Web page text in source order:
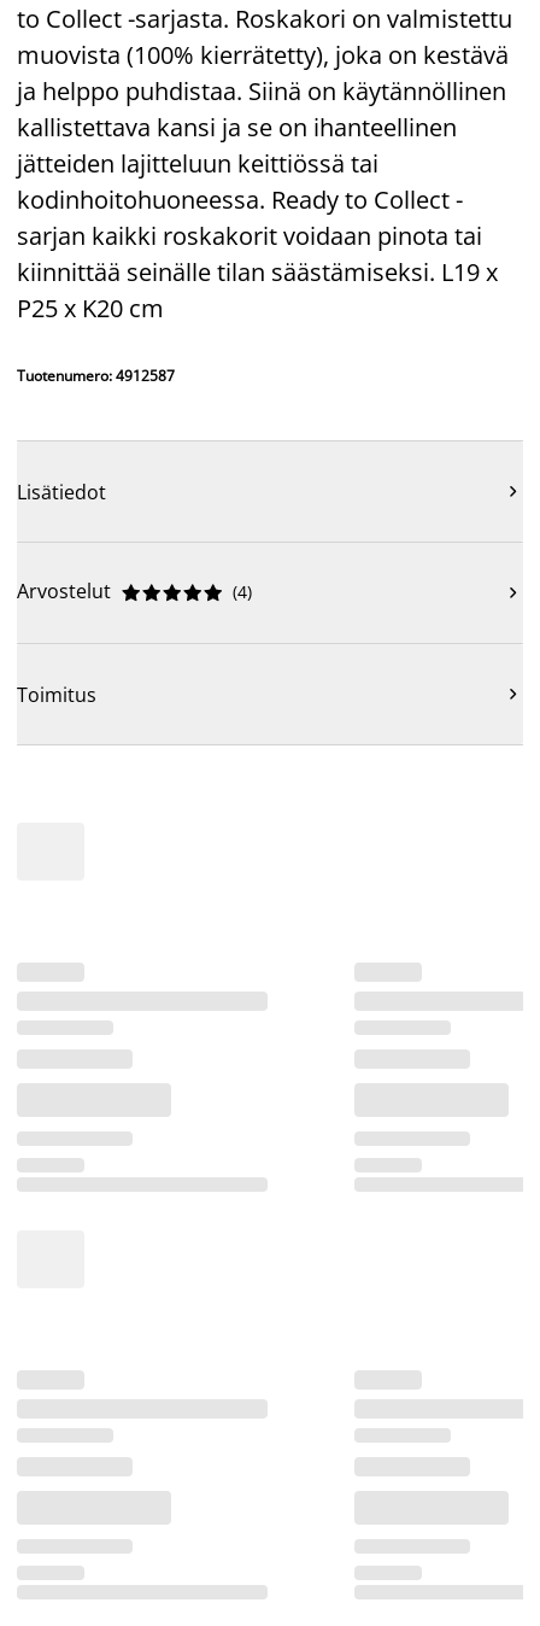
to Collect -sarjasta. Roskakori on valmistettu
muovista (100% kierrätetty), joka on kestävä
ja helppo puhdistaa. Siinä on käytännöllinen
kallistettava kansi ja se on ihanteellinen
jätteiden lajitteluun keittiössä tai
kodinhoitohuoneessa. Ready to Collect -
sarjan kaikki roskakorit voidaan pinota tai
kiinnittää seinälle tilan säästämiseksi. L19 x
P25 x K20 cm
Tuotenumero: 4912587
Lisätiedot 
Arvostelut 




 (4) 
Toimitus 